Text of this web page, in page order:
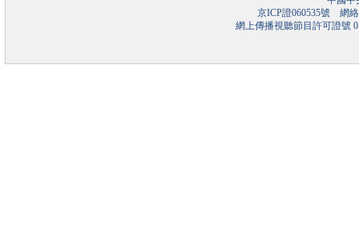
京ICP證060535號網絡
網上傳播視聽節目許可證號